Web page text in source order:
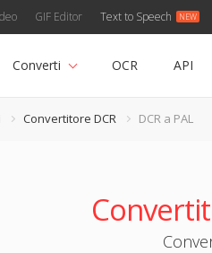
GIF Editor Text to Speech
Converti OCR API
Convertitore DCR DCR a PAL